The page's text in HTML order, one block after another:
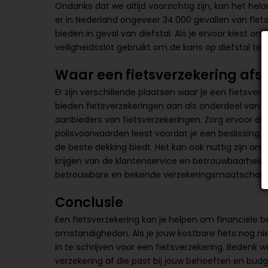
Ondanks dat we altijd voorzichtig zijn, kan het
er in Nederland ongeveer 34.000 gevallen van
bieden in geval van diefstal. Als je ervoor kiest
veiligheidsslot gebruikt om de kans op diefstal te
Waar een fietsverzekering
Er zijn verschillende plaatsen waar je een
bieden fietsverzekeringen aan als onderdeel van
aanbieders van fietsverzekeringen. Zorg ervoor
polisvoorwaarden leest voordat je een beslissing
de beste dekking biedt. Het kan ook nuttig zijn
krijgen van de klantenservice en
betrouwbare en bekende
Conclusie
Een fietsverzekering kan je helpen om financiële
omstandigheden. Als je jouw kostbare fiets nog
in te schrijven voor een fietsverzekering. Bedenk
verzekering af die past bij jouw behoeften en